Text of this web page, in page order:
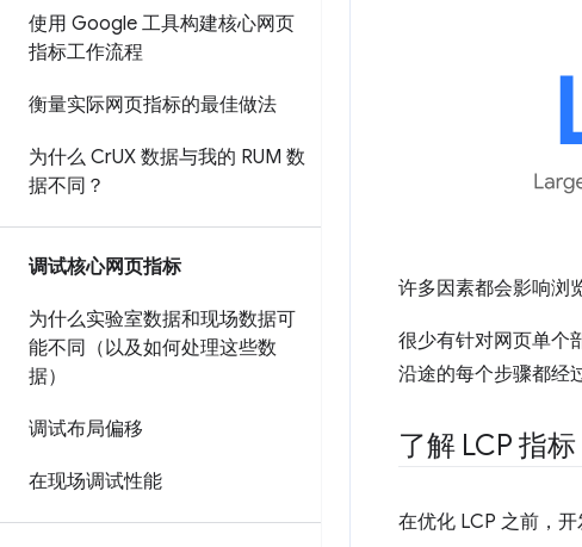
使用 Google 工具构建核心网页
指标工作流程
衡量实际网页指标的最佳做法
为什么 CrUX 数据与我的 RUM 数
据不同？
调试核心网页指标
为什么实验室数据和现场数据可
能不同（以及如何处理这些数
据）
调试布局偏移
在现场调试性能
许多因素都会影响浏
很少有针对网页单个
沿途的每个步骤都经
了解 LCP 指标
在优化 LCP 之前，